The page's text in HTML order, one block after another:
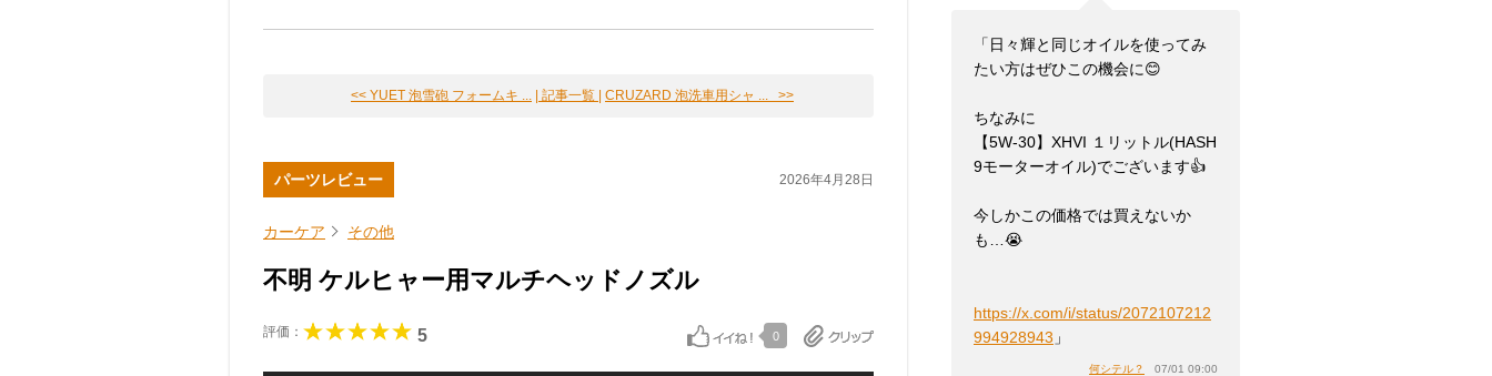
<< YUET 泡雪砲 フォームキ ... | 記事一覧 | CRUZARD 泡洗車用シャ ... >>
パーツレビュー 2026年4月28日
カーケア その他
不明 ケルヒャー用マルチヘッドノズル
評価： 5 0
「日々輝と同じオイルを使ってみ
たい方はぜひこの機会に😊
ちなみに
【5W-30】XHVI １リットル(HASH
9モーターオイル)でございます👍
今しかこの価格では買えないか
も…😭
https://x.com/i/status/2072107212
994928943 」
何シテル？ 07/01 09:00